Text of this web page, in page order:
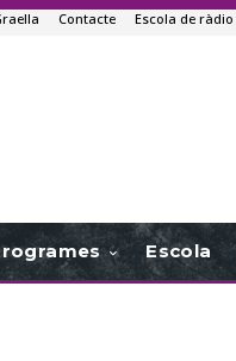
Contacte Escola de ràdio
Escola